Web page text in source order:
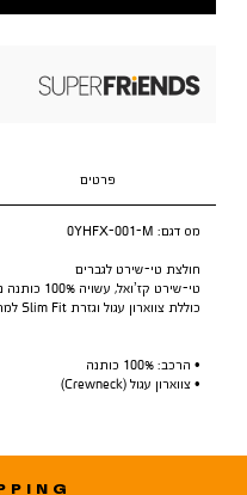
פרטים
מס דגם: 0YHFX-001-M
חולצת טי-שירט לגברים
טי-שירט
כוללת צווארון עגול וגזרת Slim Fit למראה מרווח ומרענן.
• הרכב: 100% כותנה
• צווארון עגול (Crewneck)